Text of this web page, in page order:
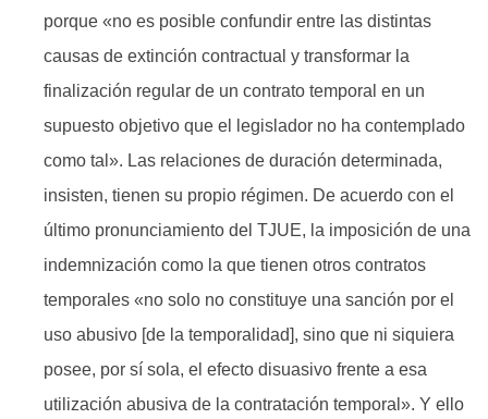
porque «no es posible confundir entre las distintas
causas de extinción contractual y transformar la
finalización regular de un contrato temporal en un
supuesto objetivo que el legislador no ha contemplado
como tal». Las relaciones de duración determinada,
insisten, tienen su propio régimen. De acuerdo con el
último pronunciamiento del TJUE, la imposición de una
indemnización como la que tienen otros contratos
temporales «no solo no constituye una sanción por el
uso abusivo [de la temporalidad], sino que ni siquiera
posee, por sí sola, el efecto disuasivo frente a esa
utilización abusiva de la contratación temporal». Y ello